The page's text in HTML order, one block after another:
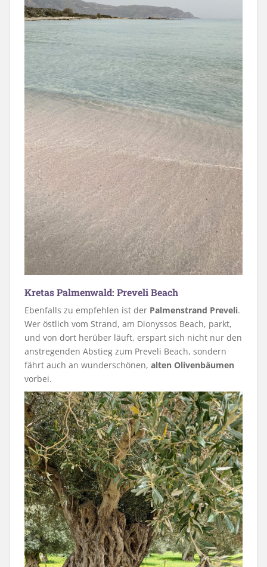
Kretas Palmenwald: Preveli Beach
Ebenfalls zu empfehlen ist der Palmenstrand Preveli.
Wer östlich vom Strand, am Dionyssos Beach, parkt,
und von dort herüber läuft, erspart sich nicht nur den
anstregenden Abstieg zum Preveli Beach, sondern
fährt auch an wunderschönen, alten Olivenbäumen
vorbei.